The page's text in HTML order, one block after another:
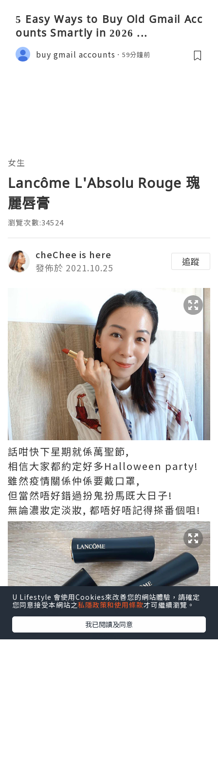
5 Easy Ways to Buy Old Gmail Acc
ounts Smartly in 2026 ...
buy gmail accounts 59分鐘前
女生
Lancôme L'Absolu Rouge 瑰
麗唇膏
瀏覽次數:34524
cheChee is here
發佈於 2021.10.25
追蹤
話咁快下星期就係萬聖節,
相信大家都約定好多Halloween party!
雖然疫情關係仲係要戴口罩,
但當然唔好錯過扮鬼扮馬既大日子!
無論濃妝定淡妝, 都唔好唔記得搽番個咀!
U Lifestyle 會使用Cookies來改善您的網站體驗，請確定
您同意接受本網站之私隱政策和使用條款才可繼續瀏覽。
我已閱讀及同意